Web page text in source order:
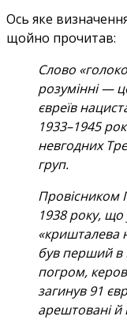
Ось яке
щойно прочитав:
Слово
розумінні —
євреїв
1933–1945
невгодних
груп.
Провісником
1938 року, що
«кришталева
був перший в
погром,
загинув 91
арештовані й